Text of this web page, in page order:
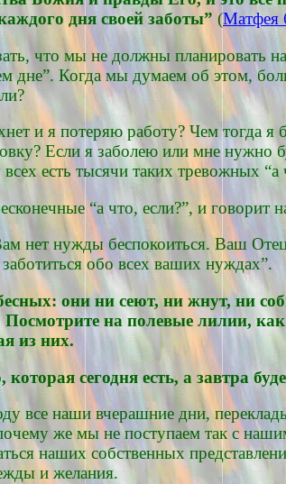
дня своей заботы” (Матфея
что мы не должны планировать
дне”. Когда мы думаем об этом,
и я потеряю работу? Чем тогда
Если я заболею или мне нужно
есть тысячи таких тревожных “а
“а что, если?”, и говорит
нет нужды беспокоиться. Ваш
заботиться обо всех ваших нуждах”.
они ни сеют, ни жнут, ни
Посмотрите на полевые лилии,
из них.
сегодня есть, а завтра
все наши вчерашние дни,
же мы не поступаем так с
наших собственных
и желания.